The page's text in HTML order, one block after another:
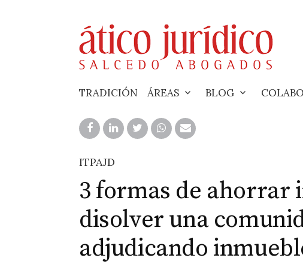
TRADICIÓN ÁREAS BLOG
ITPAJD
3 formas de ahorrar
disolver una
adjudicando